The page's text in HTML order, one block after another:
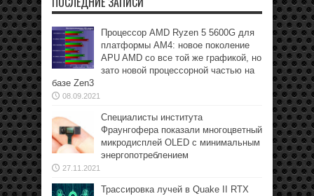
Процессор AMD Ryzen 5 5600G для
платформы АМ4: новое поколение
APU AMD со все той же графикой, но
зато новой процессорной частью на
базе Zen3
08.09.2021
Специалисты института
Фраунгофера показали многоцветный
микродисплей OLED с минимальным
энергопотреблением
27.11.2021
Трассировка лучей в Quake II RTX